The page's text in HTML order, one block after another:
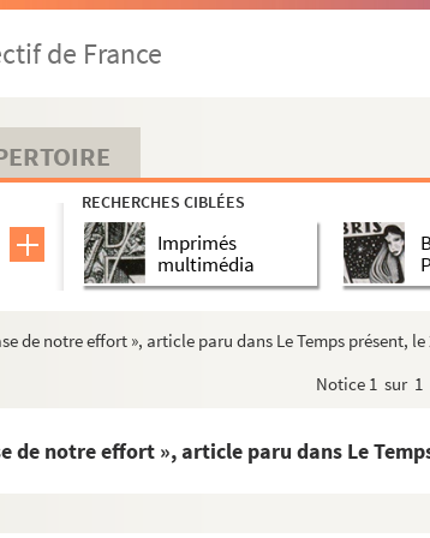
de France
RECHERCHES CIBLÉES
Imprimés
multimédia
de notre effort », article paru dans Le Temps présent, le
Notice 1 sur 1
de notre effort », article paru dans Le
Keller
Dumas
"Le Corbeau" de Poe ».
».
Delvaille.
Delvaille.